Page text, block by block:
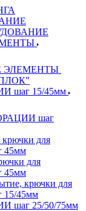
ЭЛЕМЕНТЫ
шаг 15/45мм
шаг
для
для
крючки для
45мм
шаг 25/50/75мм